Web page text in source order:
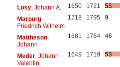
Losy, Johann A. 1650 1721
55
Marpurg,
Friedrich Wilhelm
1718 1795 9
Mattheson,
Johann
1681 1764 46
Meder, Johann
Valentin
1649 1719 53